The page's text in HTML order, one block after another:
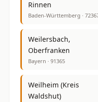
Rinnen
Baden-Württemberg ·
Weilersbach,
Oberfranken
Bayern · 91365
Weilheim (Kreis
Waldshut)